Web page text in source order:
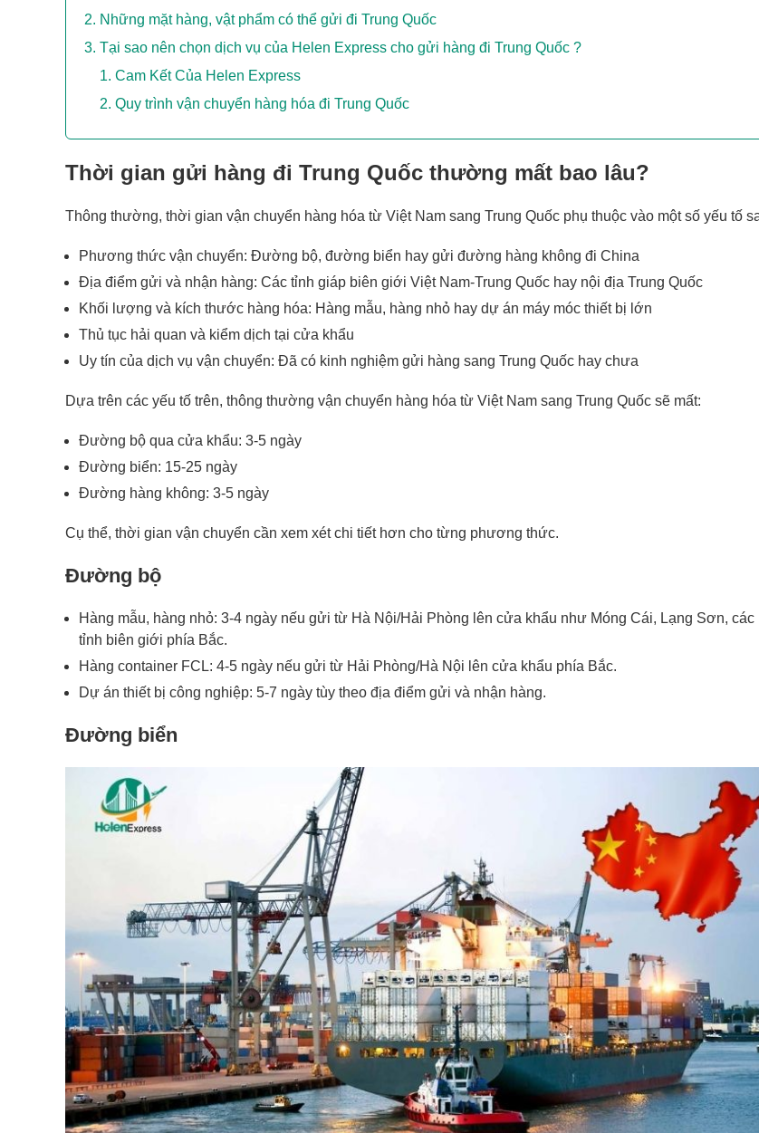
Những mặt hàng, vật phẩm có thể gửi đi Trung Quốc
Tại sao nên chọn dịch vụ của Helen Express cho gửi hàng đi Trung Quốc ?
Cam Kết Của Helen Express
Quy trình vận chuyển hàng hóa đi Trung Quốc
Thời gian gửi hàng đi Trung Quốc thường mất bao lâu?
Thông thường, thời gian vận chuyển hàng hóa từ Việt Nam sang Trung Quốc phụ thuộc vào một số yếu tố
Phương thức vận chuyển: Đường bộ, đường biển hay gửi đường hàng không đi China
Địa điểm gửi và nhận hàng: Các tỉnh giáp biên giới Việt Nam-Trung Quốc hay nội địa Trung Quốc
Khối lượng và kích thước hàng hóa: Hàng mẫu, hàng nhỏ hay dự án máy móc thiết bị lớn
Thủ tục hải quan và kiểm dịch tại cửa khẩu
Uy tín của dịch vụ vận chuyển: Đã có kinh nghiệm gửi hàng sang Trung Quốc hay chưa
Dựa trên các yếu tố trên, thông thường vận chuyển hàng hóa từ Việt Nam sang Trung Quốc sẽ mất:
Đường bộ qua cửa khẩu: 3-5 ngày
Đường biển: 15-25 ngày
Đường hàng không: 3-5 ngày
Cụ thể, thời gian vận chuyển cần xem xét chi tiết hơn cho từng phương thức.
Đường bộ
Hàng mẫu, hàng nhỏ: 3-4 ngày nếu gửi từ Hà Nội/Hải Phòng lên cửa khẩu như Móng Cái, Lạng Sơn, các
tỉnh biên giới phía Bắc.
Hàng container FCL: 4-5 ngày nếu gửi từ Hải Phòng/Hà Nội lên cửa khẩu phía Bắc.
Dự án thiết bị công nghiệp: 5-7 ngày tùy theo địa điểm gửi và nhận hàng.
Đường biển